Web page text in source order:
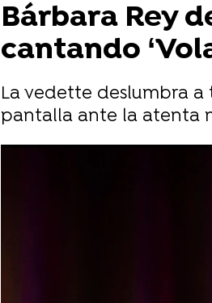
Bárbara Rey
cantando
La vedette deslumbra a
pantalla ante la atenta
Así se ha preparado